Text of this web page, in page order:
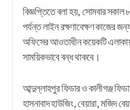
বিজ্ঞপ্তিতে বলা হয়, সোমবার সকাল
পর্যন্ত লাইন রক্ষণাবেক্ষণ কাজের
অফিসের আওতাধীন কয়েকটি
সাময়িকভাবে বন্ধ থাকবে।
আব্দুল্লাহপুর ফিডার ও কালীগঞ্জ
হাসনাবাদ হাউজিং, বেয়ারা, মজিদ